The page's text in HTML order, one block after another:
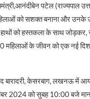
पटेल (राज्यपाल
को सशक्त बनाना और उनके
को हस्तकला के साथ जोड़कर,
महिलाओं के जीवन को एक नई
बारादरी, केसरबाग, लखनऊ में
2024 को सुबह 10:00 बजे